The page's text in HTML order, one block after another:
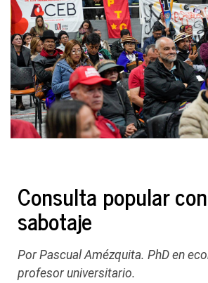
Consulta popular
sabotaje
Por Pascual Amézquita. PhD en
profesor universitario.